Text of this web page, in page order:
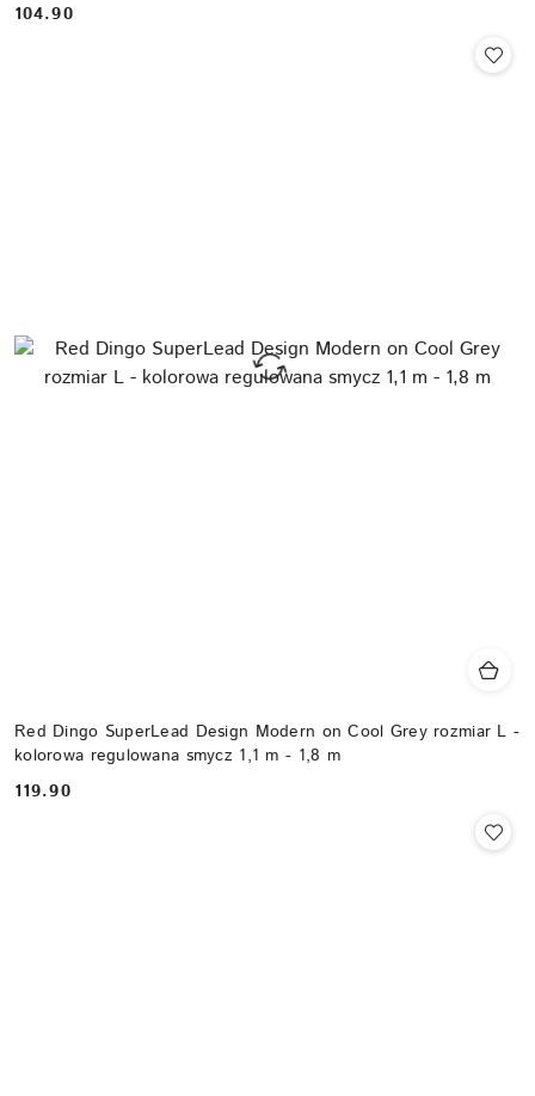
Cena:
104.90
Red Dingo SuperLead Design Modern on Cool Grey rozmiar L -
kolorowa regulowana smycz 1,1 m - 1,8 m
Cena:
119.90